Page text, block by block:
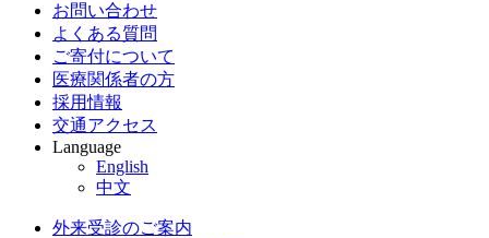
お問い合わせ
よくある質問
ご寄付について
医療関係者の方
採用情報
交通アクセス
Language
English
中文
外来受診のご案内